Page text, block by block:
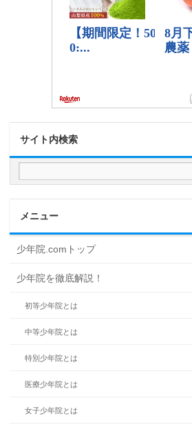
サイト内検索
メニュー
少年院.comトップ
少年院を徹底解説！
初等少年院とは
中等少年院とは
特別少年院とは
医療少年院とは
女子少年院とは